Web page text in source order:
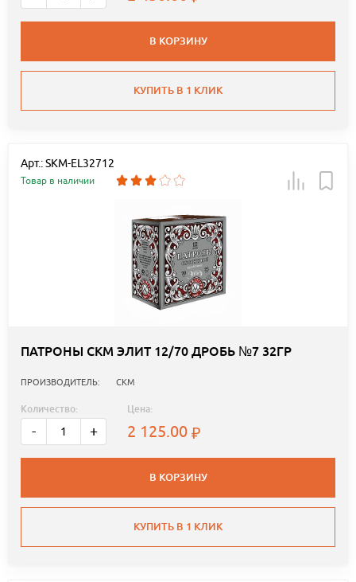
В КОРЗИНУ
КУПИТЬ В 1 КЛИК
Арт.: SKM-EL32712
Товар в наличии
ПАТРОНЫ СКМ ЭЛИТ 12/70 ДРОБЬ №7 32ГР
ПРОИЗВОДИТЕЛЬ: СКМ
Количество:
- +
Цена:
2 125.00
В КОРЗИНУ
КУПИТЬ В 1 КЛИК